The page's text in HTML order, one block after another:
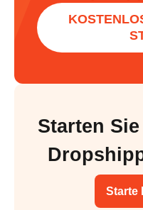
Starten
Starte